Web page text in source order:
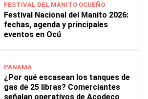
FESTIVAL DEL MANITO OCUEÑO
Festival Nacional del Manito 2026:
fechas, agenda y principales
eventos en Ocú
PANAMÁ
¿Por qué escasean los tanques de
gas de 25 libras? Comerciantes
señalan operativos de Acodeco